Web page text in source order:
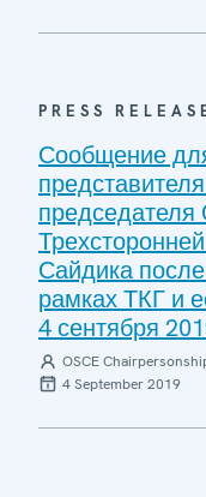
PRESS
Сообщение
Сайдика
рамках ТКГ и
4 сентября
OSCE
4 September 2019